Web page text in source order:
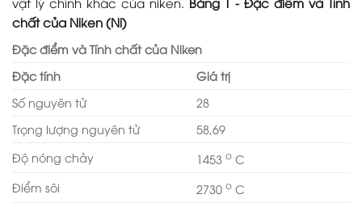
chất của Niken (Ni)
Đặc điểm và Tính chất của Niken
Đặc tính
Giá trị
Số nguyên tử
28
Trọng lượng nguyên tử
58,69
Độ nóng chảy
1453o C
Điểm sôi
2730o C